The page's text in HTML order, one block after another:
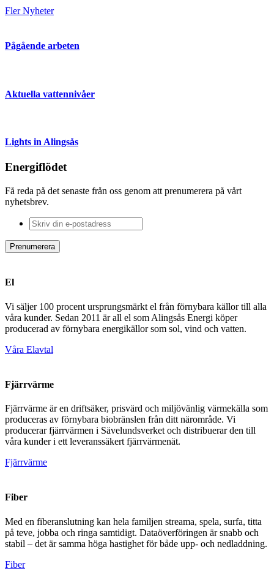
Fler Nyheter
Pågående arbeten
Aktuella vattennivåer
Lights in Alingsås
Energiflödet
Få reda på det senaste från oss genom att prenumerera på vårt
nyhetsbrev.
Skriv
din
e-
postadress
Prenumerera
El
Vi säljer 100 procent ursprungsmärkt el från förnybara källor till alla
våra kunder. Sedan 2011 är all el som Alingsås Energi köper
producerad av förnybara energikällor som sol, vind och vatten.
Våra Elavtal
Fjärrvärme
Fjärrvärme är en driftsäker, prisvärd och miljövänlig värmekälla som
produceras av förnybara biobränslen från ditt närområde. Vi
producerar fjärrvärmen i Sävelundsverket och distribuerar den till
våra kunder i ett leveranssäkert fjärrvärmenät.
Fjärrvärme
Fiber
Med en fiberanslutning kan hela familjen streama, spela, surfa, titta
på teve, jobba och ringa samtidigt. Dataöverföringen är snabb och
stabil – det är samma höga hastighet för både upp- och nedladdning.
Fiber